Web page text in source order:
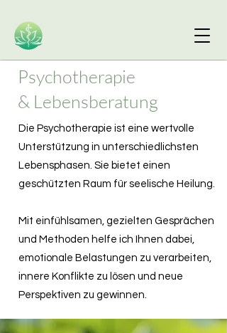
Psychotherapie
& Lebensberatung
Die Psychotherapie ist eine wertvolle
Unterstützung in unterschiedlichsten
Lebensphasen. Sie bietet einen
geschützten Raum für seelische Heilung.
Mit einfühlsamen, gezielten Gesprächen
und Methoden helfe ich Ihnen dabei,
emotionale Belastungen zu verarbeiten,
innere Konflikte zu lösen und neue
Perspektiven zu gewinnen.